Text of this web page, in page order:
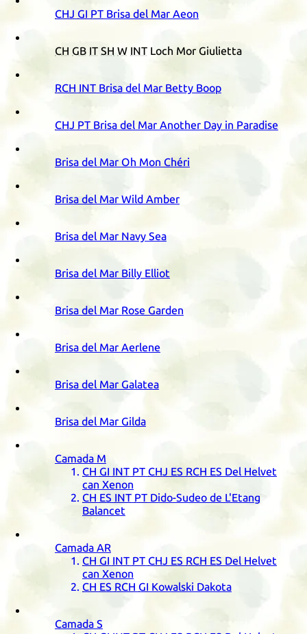
CHJ GI PT Brisa del Mar Aeon
CH GB IT SH W INT Loch Mor Giulietta
RCH INT Brisa del Mar Betty Boop
CHJ PT Brisa del Mar Another Day in Paradise
Brisa del Mar Oh Mon Chéri
Brisa del Mar Wild Amber
Brisa del Mar Navy Sea
Brisa del Mar Billy Elliot
Brisa del Mar Rose Garden
Brisa del Mar Aerlene
Brisa del Mar Galatea
Brisa del Mar Gilda
Camada M
CH GI INT PT CHJ ES RCH ES Del Helvet
can Xenon
CH ES INT PT Dido-Sudeo de L'Etang
Balancet
Camada AR
CH GI INT PT CHJ ES RCH ES Del Helvet
can Xenon
CH ES RCH GI Kowalski Dakota
Camada S